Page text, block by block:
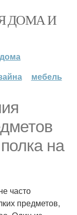
ДОМА И
мебель
на
часто
предметов,